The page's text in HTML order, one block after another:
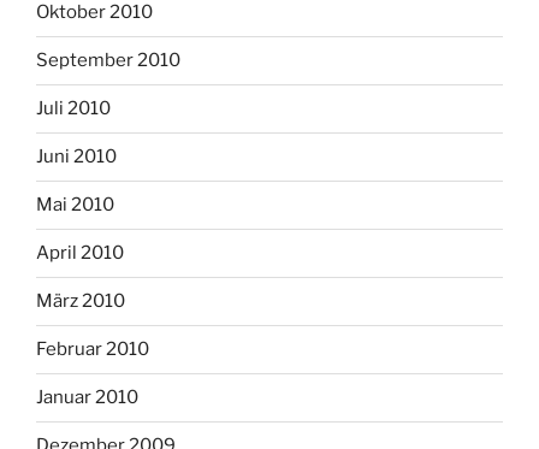
Oktober 2010
September 2010
Juli 2010
Juni 2010
Mai 2010
April 2010
März 2010
Februar 2010
Januar 2010